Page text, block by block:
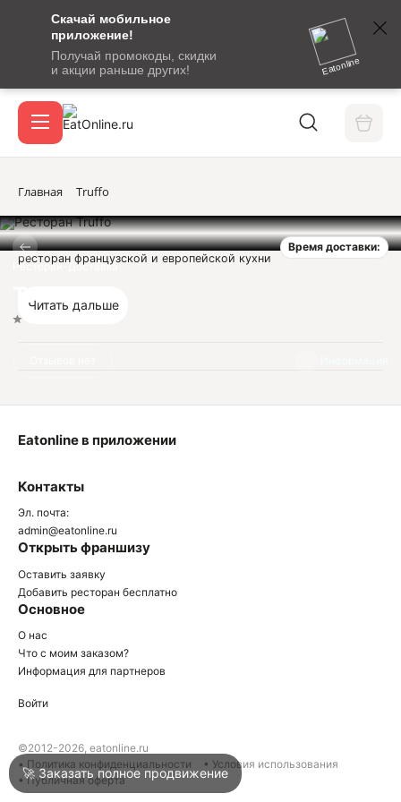
Скачай мобильное
приложение!
Получай промокоды, скидки
и акции раньше других!
Eatonline
сообщение
кодом
подтверждения
Вход / регистрация
Акции
Войти
Написать в техподдержку
Главная Truffo
Время доставки:
Ресторан-Доставка
Truffo
ресторан французской и европейской кухни
Читать дальше
Контакты
Эл. почта:
admin@eatonline.ru
Открыть франшизу
Оставить заявку
Добавить ресторан бесплатно
Основное
О нас
Что с моим заказом?
Информация для партнеров
Eatonline в приложении
Войти
©2012-2026, eatonline.ru
• Политика конфиденциальности
• Условия использования
• Публичная оферта
🚀 Заказать полное продвижение